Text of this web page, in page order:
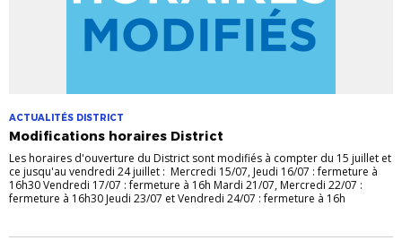
ACTUALITÉS DISTRICT
Modifications horaires District
Les horaires d'ouverture du District sont modifiés à compter du 15 juillet et
ce jusqu'au vendredi 24 juillet : Mercredi 15/07, Jeudi 16/07 : fermeture à
16h30 Vendredi 17/07 : fermeture à 16h Mardi 21/07, Mercredi 22/07 :
fermeture à 16h30 Jeudi 23/07 et Vendredi 24/07 : fermeture à 16h